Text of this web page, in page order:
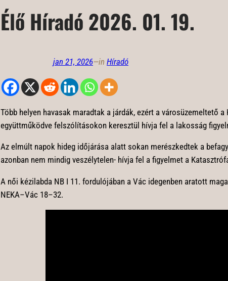
Élő Híradó 2026. 01. 19.
jan 21, 2026—in Híradó
Több helyen havasak maradtak a járdák, ezért a városüzemeltető
együttműködve felszólításokon keresztül hívja fel a lakosság
Az elmúlt napok hideg időjárása alatt sokan merészkedtek a
azonban nem mindig veszélytelen- hívja fel a figyelmet a
A női kézilabda NB I 11. fordulójában a Vác idegenben aratott
NEKA–Vác 18–32.